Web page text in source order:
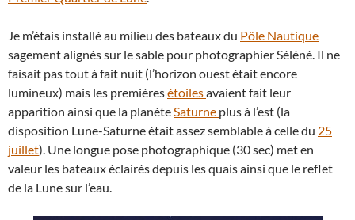
Je m’étais installé au milieu des bateaux du Pôle Nautique
sagement alignés sur le sable pour photographier Séléné. Il ne
faisait pas tout à fait nuit (l’horizon ouest était encore
lumineux) mais les premièresétoilesavaient fait leur
apparition ainsi que la planèteSaturne plus à l’est (la
disposition Lune-Saturne était assez semblable à celle du 25
juillet). Une longue pose photographique (30 sec) met en
valeur les bateaux éclairés depuis les quais ainsi que le reflet
de la Lune sur l’eau.